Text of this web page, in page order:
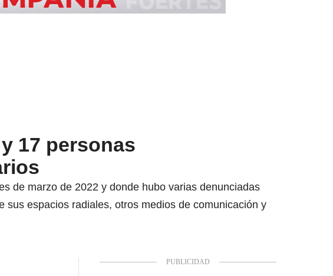
17 personas
de marzo de 2022 y donde hubo varias denunciadas
espacios radiales, otros medios de comunicación y